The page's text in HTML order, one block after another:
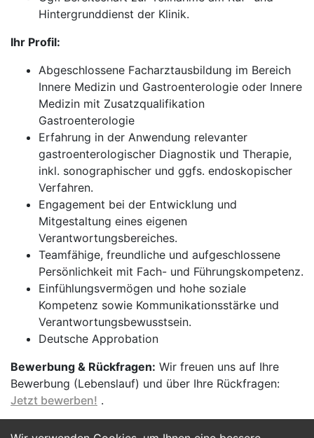
Hintergrunddienst der Klinik.
Ihr Profil:
Abgeschlossene Facharztausbildung im Bereich
Innere Medizin und Gastroenterologie oder Innere
Medizin mit Zusatzqualifikation
Gastroenterologie
Erfahrung in der Anwendung relevanter
gastroenterologischer Diagnostik und Therapie,
inkl. sonographischer und ggfs. endoskopischer
Verfahren.
Engagement bei der Entwicklung und
Mitgestaltung eines eigenen
Verantwortungsbereiches.
Teamfähige, freundliche und aufgeschlossene
Persönlichkeit mit Fach- und Führungskompetenz.
Einfühlungsvermögen und hohe soziale
Kompetenz sowie Kommunikationsstärke und
Verantwortungsbewusstsein.
Deutsche Approbation
Bewerbung & Rückfragen: Wir freuen uns auf Ihre
Bewerbung (Lebenslauf) und über Ihre Rückfragen:
Jetzt bewerben! .